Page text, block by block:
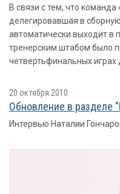
В связи с тем, что
делегировавшая в
автоматически выходит в
тренерским штабом было
четвертьфинальных
20 октября 2010
Обновление в разделе
Интервью Наталии